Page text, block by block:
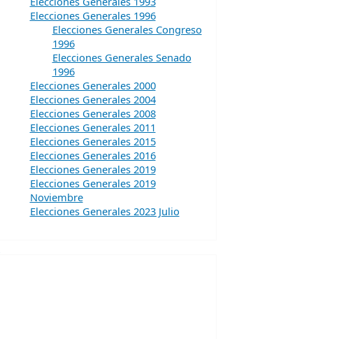
Elecciones Generales 1996
Elecciones Generales Congreso
1996
Elecciones Generales Senado
1996
Elecciones Generales 2000
Elecciones Generales 2004
Elecciones Generales 2008
Elecciones Generales 2011
Elecciones Generales 2015
Elecciones Generales 2016
Elecciones Generales 2019
Elecciones Generales 2019
Noviembre
Elecciones Generales 2023 Julio